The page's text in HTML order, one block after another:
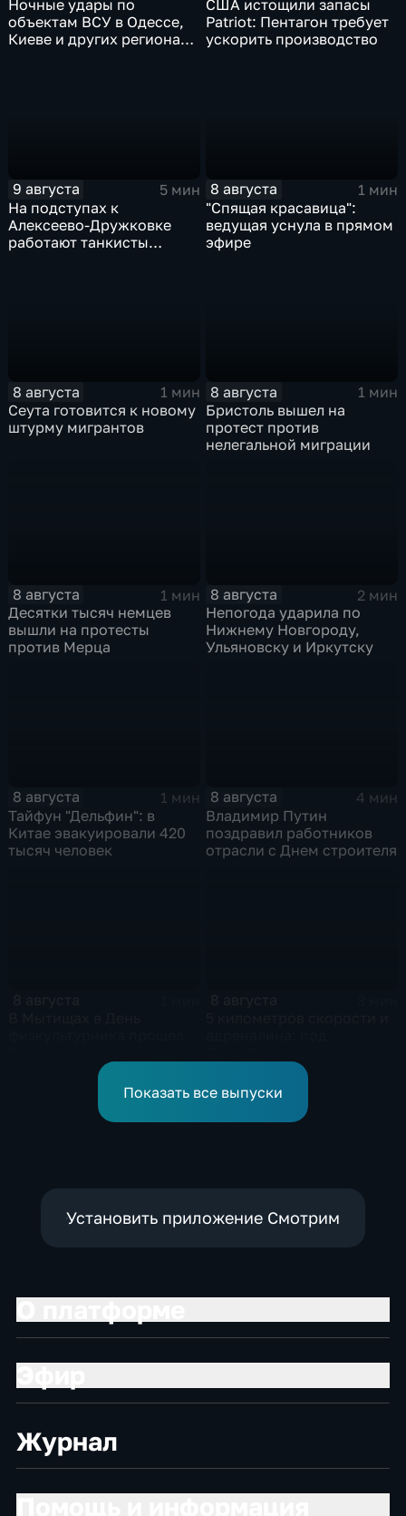
Ночные удары по
объектам ВСУ в Одессе,
Киеве и других регионах
США истощили запасы
Patriot: Пентагон требует
ускорить производство
9 августа
5 мин
На подступах к
Алексеево-Дружковке
работают танкисты
8 августа
1 мин
"Спящая красавица":
ведущая уснула в прямом
эфире
8 августа
1 мин
Сеута готовится к новому
штурму мигрантов
8 августа
1 мин
Бристоль вышел на
протест против
нелегальной миграции
8 августа
1 мин
Десятки тысяч немцев
вышли на протесты
против Мерца
8 августа
2 мин
Непогода ударила по
Нижнему Новгороду,
Ульяновску и Иркутску
8 августа
1 мин
Тайфун "Дельфин": в
Китае эвакуировали 420
тысяч человек
8 августа
4 мин
Владимир Путин
поздравил работников
отрасли с Днем строителя
третий этап "Формулы‑4"
Показать все выпуски
Установить приложение Смотрим
Журнал